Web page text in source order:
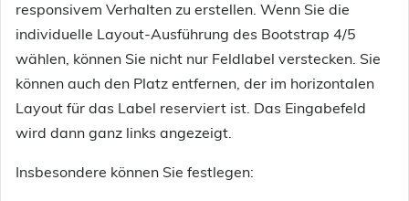
responsivem Verhalten zu erstellen. Wenn Sie die
individuelle Layout-Ausführung des Bootstrap 4/5
wählen, können Sie nicht nur Feldlabel verstecken. Sie
können auch den Platz entfernen, der im horizontalen
Layout für das Label reserviert ist. Das Eingabefeld
wird dann ganz links angezeigt.
Insbesondere können Sie festlegen: